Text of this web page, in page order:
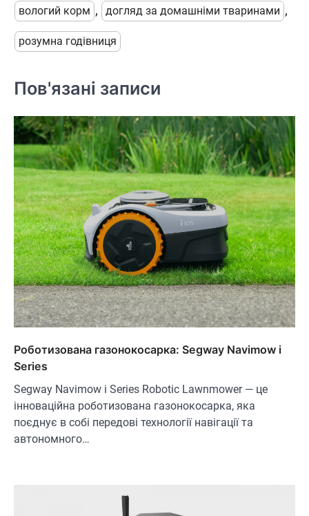
вологий корм , догляд за домашніми тваринами ,
розумна годівниця
Пов'язані записи
Роботизована газонокосарка: Segway Navimow i
Series
Segway Navimow i Series Robotic Lawnmower — це
інноваційна роботизована газонокосарка, яка
поєднує в собі передові технології навігації та
автономного…